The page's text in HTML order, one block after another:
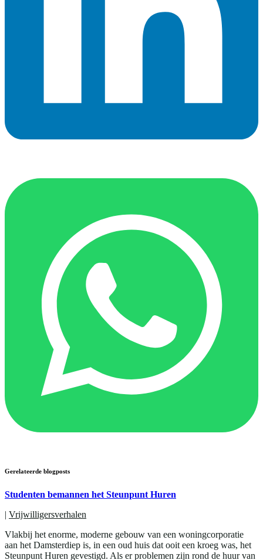
Gerelateerde blogposts
Studenten bemannen het Steunpunt Huren
| Vrijwilligersverhalen
Vlakbij het enorme, moderne gebouw van een woningcorporatie
aan het Damsterdiep is, in een oud huis dat ooit een kroeg was, het
Steunpunt Huren gevestigd. Als er problemen zijn rond de huur van